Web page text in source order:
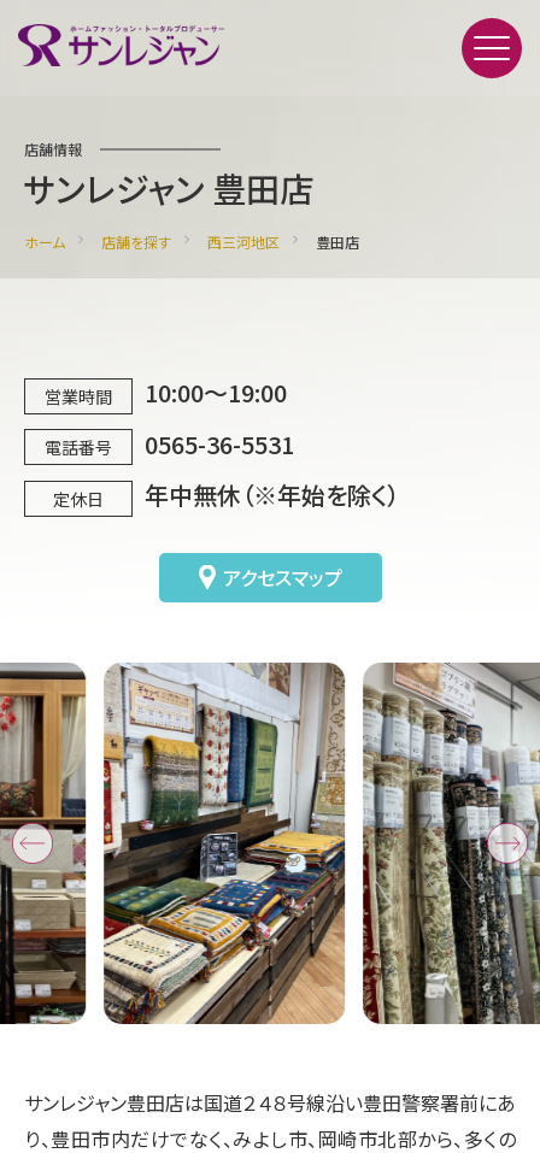
店舗情報
サンレジャン 豊田店
ホーム 店舗を探す 西三河地区 豊田店
営業時間 10:00～19:00
電話番号 0565-36-5531
定休日 年中無休（※年始を除く）
アクセスマップ
サンレジャン豊田店は国道２４８号線沿い豊田警察署前にあ
り、豊田市内だけでなく、みよし市、岡崎市北部から、多くの